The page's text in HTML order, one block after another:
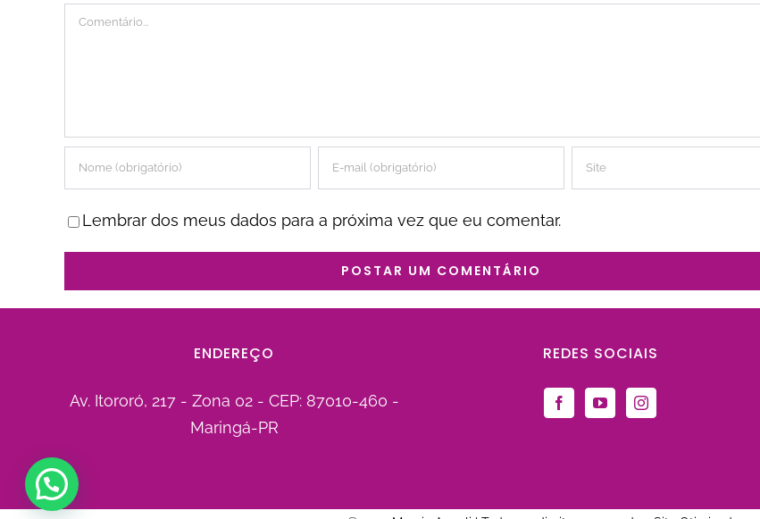
Comentário
Lembrar dos meus dados para a próxima vez que eu comentar.
ENDEREÇO
Av. Itororó, 217 - Zona 02 - CEP: 87010-460 -
Maringá-PR
REDES SOCIAIS